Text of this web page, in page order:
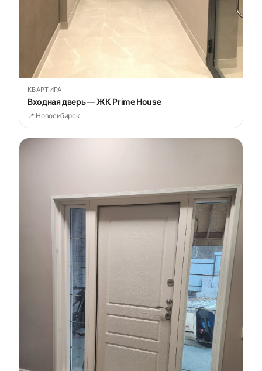
КВАРТИРА
Входная дверь — ЖК Prime House
📍 Новосибирск